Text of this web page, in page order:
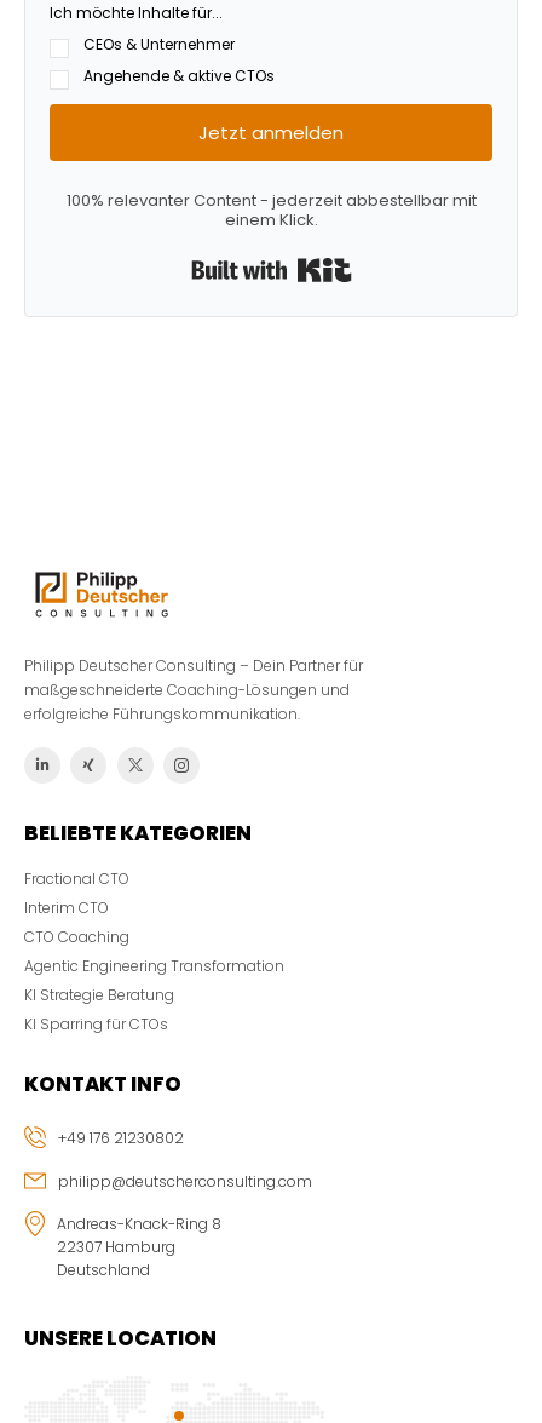
Ich möchte Inhalte für...
CEOs & Unternehmer
Angehende & aktive CTOs
Jetzt anmelden
100% relevanter Content - jederzeit abbestellbar mit
einem Klick.
Philipp Deutscher Consulting – Dein Partner für
maßgeschneiderte Coaching-Lösungen und
erfolgreiche Führungskommunikation.
BELIEBTE KATEGORIEN
Fractional CTO
Interim CTO
CTO Coaching
Agentic Engineering Transformation
KI Strategie Beratung
KI Sparring für CTOs
KONTAKT INFO
+49 176 21230802
philipp@deutscherconsulting.com
Andreas-Knack-Ring 8
22307 Hamburg
Deutschland
UNSERE LOCATION